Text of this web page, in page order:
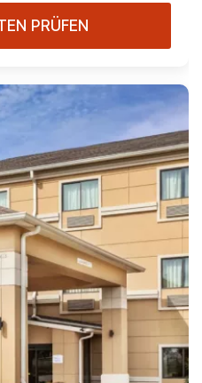
PRÜFEN